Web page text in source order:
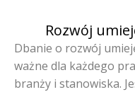
Rozwój
Dbanie o rozwój
ważne dla każdego
branży i stanowiska.